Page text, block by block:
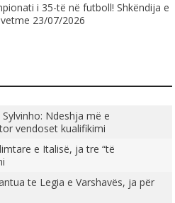
i 35-të në futboll! Shkëndija e
23/07/2026
Sylvinho: Ndeshja më e
vendoset kualifikimi
e Italisë, ja tre “të
te Legia e Varshavës, ja për